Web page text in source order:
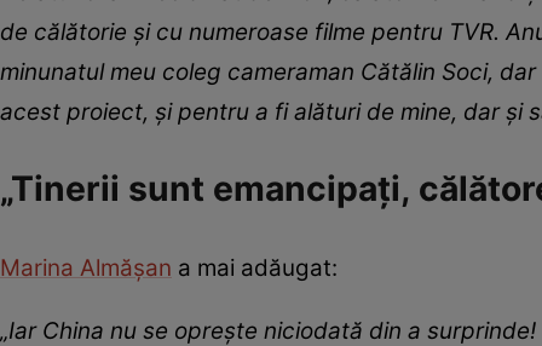
de călătorie și cu numeroase filme pentru TVR.
minunatul meu coleg cameraman Cătălin Soci,
acest proiect, și pentru a fi alături de mine, dar și
„Tinerii sunt emancipați,
Marina Almășan a mai adăugat:
„Iar China nu se oprește niciodată din a